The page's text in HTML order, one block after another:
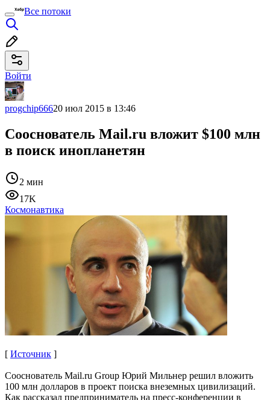
Все потоки
Войти
progchip66620 июл 2015 в 13:46
Сооснователь Mail.ru вложит $100 млн
в поиск инопланетян
2 мин
17K
Космонавтика
[ Источник ]
Сооснователь Mail.ru Group Юрий Мильнер решил вложить
100 млн долларов в проект поиска внеземных цивилизаций.
Как рассказал предприниматель на пресс-конференции в